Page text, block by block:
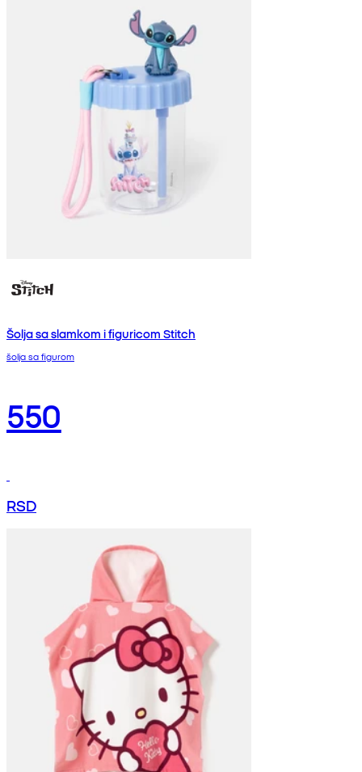
Šolja sa slamkom i figuricom Stitch
šolja sa figurom
550
RSD